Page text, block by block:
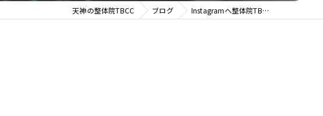
整体院 ＯＡＳＩＳ イオンモール天童院
天神の整体院TBCC ブログ Instagramへ整体院TB…